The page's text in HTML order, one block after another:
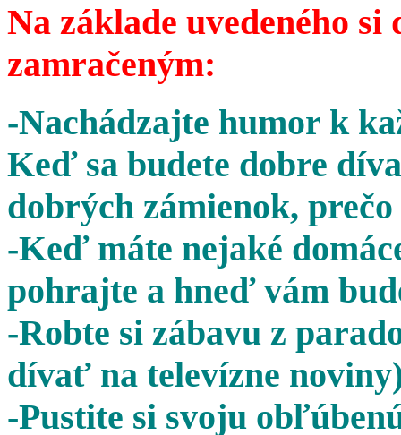
Na základe uvedeného
zamračeným:
-Nachádzajte humor k
Keď sa budete dobre
dobrých zámienok,
-Keď máte nejaké
pohrajte a hneď vám
-Robte si zábavu z
dívať na televízne
-Pustite si svoju